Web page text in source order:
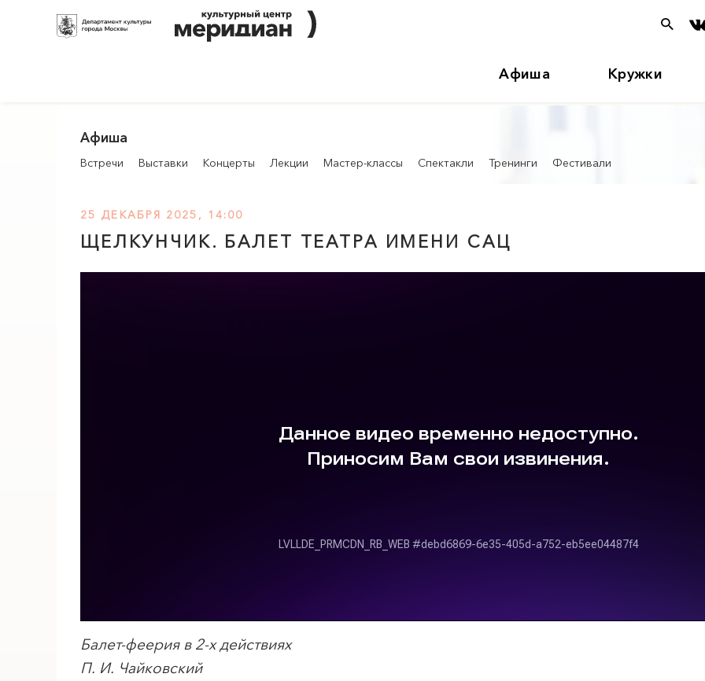
Афиша Кружки
Афиша
Встречи Выставки Концерты Лекции Мастер-классы Спектакли Тренинги Фестивали
25 ДЕКАБРЯ 2025, 14:00
ЩЕЛКУНЧИК. БАЛЕТ ТЕАТРА ИМЕНИ САЦ
Балет-феерия в 2-х действиях
П. И. Чайковский